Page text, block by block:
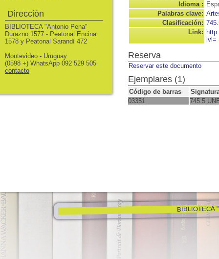
Idioma :
Palabras clave:
Clasificación:
Link:
lvl=
Reserva
Reservar este documento
Ejemplares (1)
Código de barras
03351
745.5
BIBLIOTECA
Dirección
BIBLIOTECA "Antonio Pena"
Durazno 1577 - Peatonal Encina
1578 y Peatonal Sarandí 472
Montevideo - Uruguay
(0598 +) WhatsApp 092 529 505
contacto